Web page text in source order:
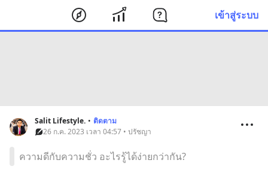
เข้าสู่ระบบ
Salit Lifestyle. • ติดตาม
26 ก.ค. 2023 เวลา 04:57 • ปรัชญา
ความดีกับความชั่ว อะไรรู้ได้ง่ายกว่ากัน?